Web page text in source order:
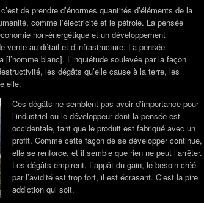
de prendre d’énormes quantités d’éléments de la
comme l’électricité et le pétrole. La pensée
non-énergétique et un développement
vente au détail et d’infrastructure. La pensée
blanc]. L’inquiétude soulevée par la façon
les dégâts qu’elle cause à la terre, les
elle.
Ces dégâts ne semblent pas avoir d’importance pour
l’industriel ou le développeur dont la pensée est
occidentale, tant que le produit est fabriqué avec un
profit. Comme cette façon de se développer continue,
elle se renforce, et il semble que rien ne peut l’arrêter.
Les dégâts empirent. L’appât du gain, le besoin créé
par l’avidité est trop fort, il est écrasant. C’est la pire
addiction qui soit.